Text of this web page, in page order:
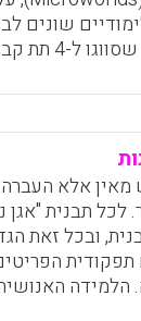
שונים
המדגם כלל 41
המחקר
של
באופן
של ידע מטא-
בהנחיה,
לקדם את
בעלי הישגים
מאין אלא
תבנית "אגן
ובכל זאת
תפקודית